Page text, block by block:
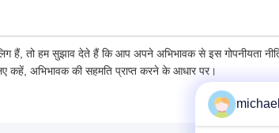
हैं, तो हम सुझाव देते हैं कि आप अपने अभिभावक से इस गोपनीयता
कहें, अभिभावक की सहमति प्राप्त करने के आधार पर।